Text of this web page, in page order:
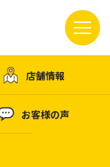
店舗情報
お客様の声